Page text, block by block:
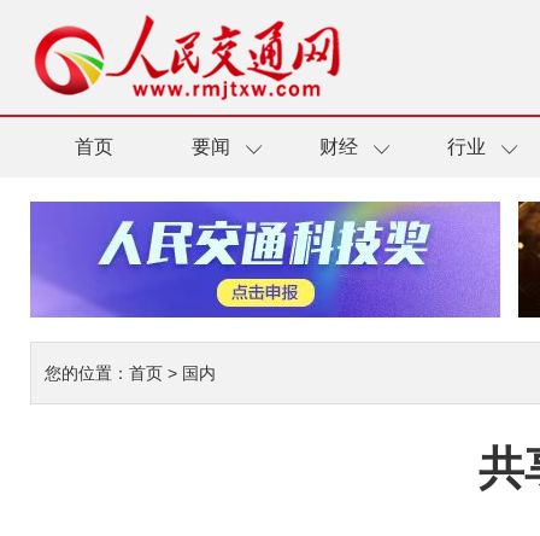
首页 要闻 财经 行业
您的位置： 首页 > 国内
共